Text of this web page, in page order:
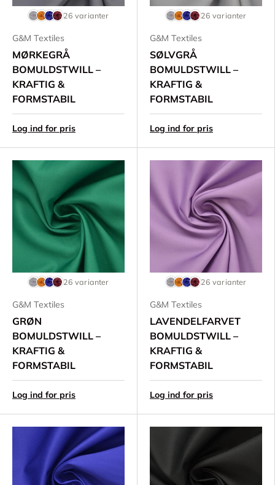
26 varianter
G&M Textiles
MØRKEGRÅ
BOMULDSTWILL –
KRAFTIG &
FORMSTABIL
Log ind for pris
26 varianter
G&M Textiles
SØLVGRÅ
BOMULDSTWILL –
KRAFTIG &
FORMSTABIL
Log ind for pris
26 varianter
G&M Textiles
GRØN
BOMULDSTWILL –
KRAFTIG &
FORMSTABIL
Log ind for pris
26 varianter
G&M Textiles
LAVENDELFARVET
BOMULDSTWILL –
KRAFTIG &
FORMSTABIL
Log ind for pris